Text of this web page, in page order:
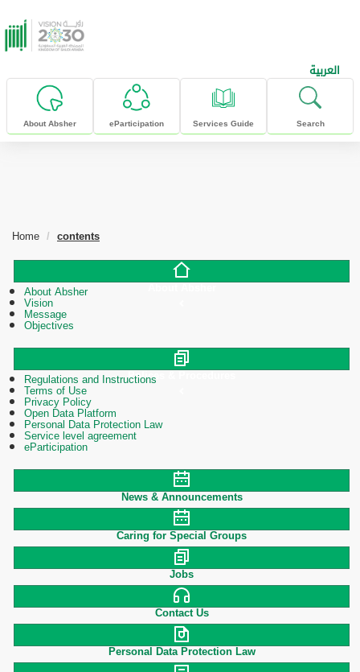
skip to main content
العربية
About Absher eParticipation Services Guide Search
Home contents
About Absher
About Absher
Vision
Message
Objectives
Polices & Procedures
Regulations and Instructions
Terms of Use
Privacy Policy
Open Data Platform
Personal Data Protection Law
Service level agreement
eParticipation
News & Announcements
Caring for Special Groups
Jobs
Contact Us
Personal Data Protection Law